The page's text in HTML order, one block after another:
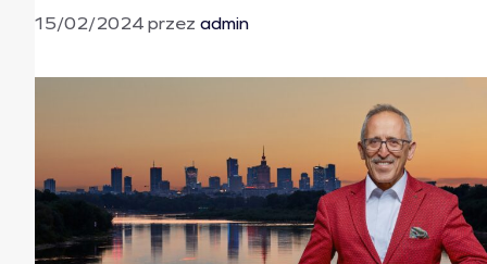
15/02/2024przez admin